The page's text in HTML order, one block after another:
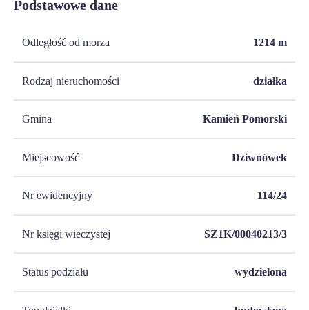
Podstawowe dane
Odległość od morza 1214 m
Rodzaj nieruchomości działka
Gmina Kamień Pomorski
Miejscowość Dziwnówek
Nr ewidencyjny 114/24
Nr księgi wieczystej SZ1K/00040213/3
Status podziału wydzielona